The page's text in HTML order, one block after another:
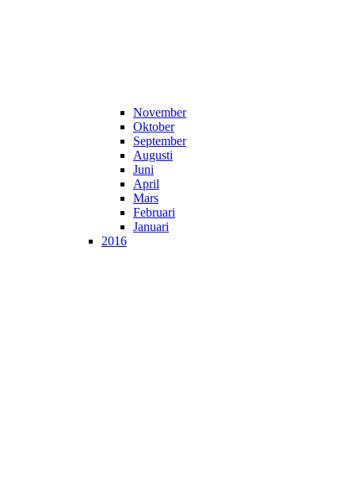
November
Oktober
September
Augusti
Juni
April
Mars
Februari
Januari
2016